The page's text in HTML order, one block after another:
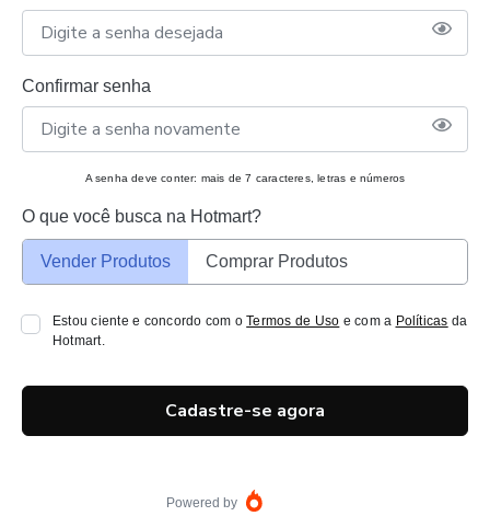
Confirmar senha
A senha deve conter: mais de 7 caracteres, letras e números
O que você busca na Hotmart?
Vender Produtos Comprar Produtos
Estou ciente e concordo com oTermos de Uso e com a Políticas da
Hotmart.
Cadastre-se agora
Powered by